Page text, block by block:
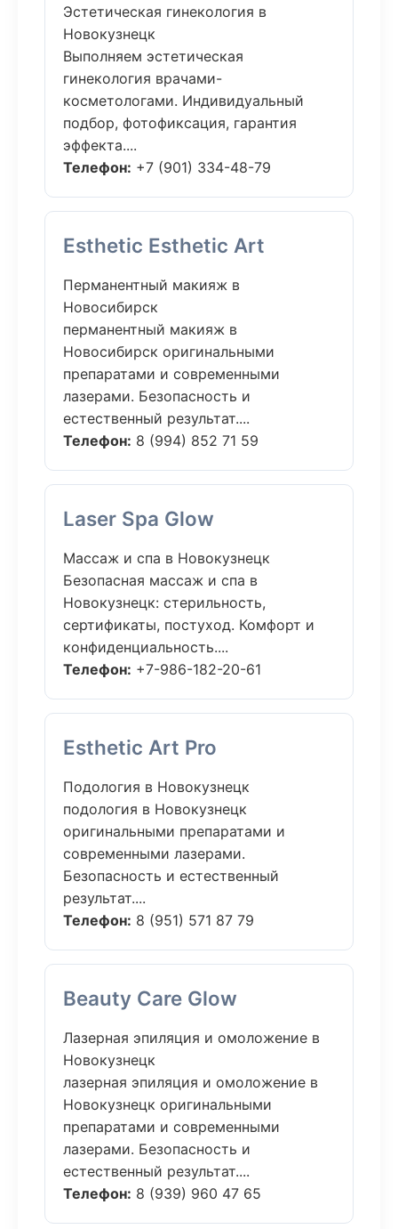
Эстетическая гинекология в
Новокузнецк
Выполняем эстетическая
гинекология врачами-
косметологами. Индивидуальный
подбор, фотофиксация, гарантия
эффекта....
Телефон: +7 (901) 334-48-79
Esthetic Esthetic Art
Перманентный макияж в
Новосибирск
перманентный макияж в
Новосибирск оригинальными
препаратами и современными
лазерами. Безопасность и
естественный результат....
Телефон: 8 (994) 852 71 59
Laser Spa Glow
Массаж и спа в Новокузнецк
Безопасная массаж и спа в
Новокузнецк: стерильность,
сертификаты, постуход. Комфорт и
конфиденциальность....
Телефон: +7-986-182-20-61
Esthetic Art Pro
Подология в Новокузнецк
подология в Новокузнецк
оригинальными препаратами и
современными лазерами.
Безопасность и естественный
результат....
Телефон: 8 (951) 571 87 79
Beauty Care Glow
Лазерная эпиляция и омоложение в
Новокузнецк
лазерная эпиляция и омоложение в
Новокузнецк оригинальными
препаратами и современными
лазерами. Безопасность и
естественный результат....
Телефон: 8 (939) 960 47 65